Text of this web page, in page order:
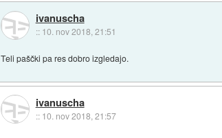
ivanuscha
:: 10. nov 2018, 21:51
Teli paščki pa res dobro izgledajo.
ivanuscha
:: 10. nov 2018, 21:57